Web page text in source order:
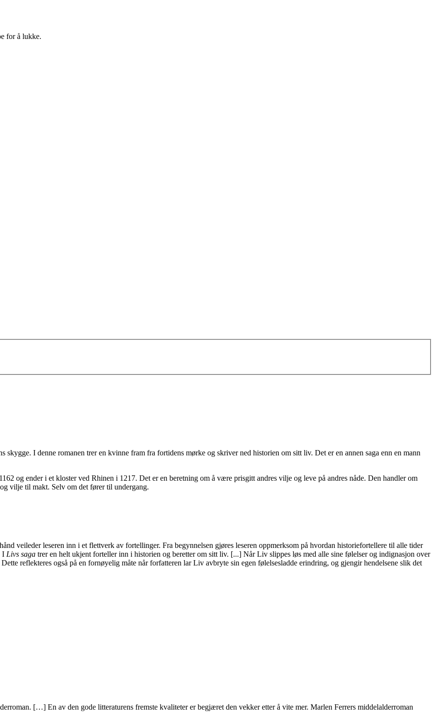
for å lukke.
skygge. I denne romanen trer en kvinne fram fra fortidens mørke og skriver ned historien om sitt liv. Det er en annen saga enn en mann
og ender i et kloster ved Rhinen i 1217. Det er en beretning om å være prisgitt andres vilje og leve på andres nåde. Den handler om
vilje til makt. Selv om det fører til undergang.
veileder leseren inn i et flettverk av fortellinger. Fra begynnelsen gjøres leseren oppmerksom på hvordan historiefortellere til alle tider
I Livs saga trer en helt ukjent forteller inn i historien og beretter om sitt liv. [...] Når Liv slippes løs med alle sine følelser og indignasjon over
reflekteres også på en fornøyelig måte når forfatteren lar Liv avbryte sin egen følelsesladde erindring, og gjengir hendelsene slik det
[…] En av den gode litteraturens fremste kvaliteter er begjæret den vekker etter å vite mer. Marlen Ferrers middelalderroman